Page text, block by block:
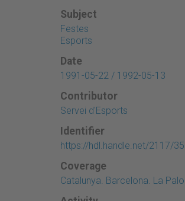
Subject
Festes
Esports
Date
1991-05-22 / 1992-05-13
Contributor
Servei d'Esports
Identifier
https://hdl.handle.net/2117/
Coverage
Catalunya. Barcelona. La